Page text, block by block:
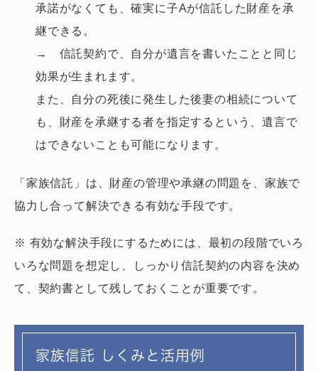
承諾がなくても、確実に子Aが信託した財産を承
継できる。
→ 信託契約で、自分が遺言を書いたことと同じ
効果が生まれます。
また、自分の死後に発生した後妻の相続について
も、財産を承継する者を指定するという、遺言で
はできないことも可能になります。
「家族信託」は、財産の管理や承継の問題を、家族で
協力し合って解決できる有効な手段です。
※ 有効な解決手段にするためには、最初の段階でいろ
いろな問題を想定し、しっかり信託契約の内容を決め
て、契約書として残しておくことが重要です。
家族信託 しくみと活用例